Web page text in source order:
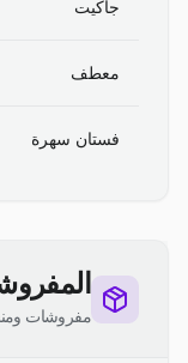
جاكيت
معطف
فستان سهرة
مفروشات